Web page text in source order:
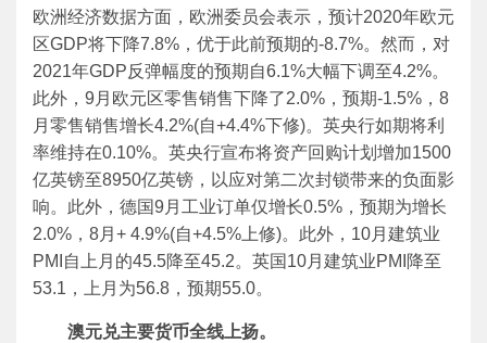
欧洲经济数据方面，欧洲委员会表示，预计2020年欧元
区GDP将下降7.8%，优于此前预期的-8.7%。然而，对
2021年GDP反弹幅度的预期自6.1%大幅下调至4.2%。
此外，9月欧元区零售销售下降了2.0%，预期-1.5%，8
月零售销售增长4.2%(自+4.4%下修)。英央行如期将利
率维持在0.10%。英央行宣布将资产回购计划增加1500
亿英镑至8950亿英镑，以应对第二次封锁带来的负面影
响。此外，德国9月工业订单仅增长0.5%，预期为增长
2.0%，8月+ 4.9%(自+4.5%上修)。此外，10月建筑业
PMI自上月的45.5降至45.2。英国10月建筑业PMI降至
53.1，上月为56.8，预期55.0。
澳元兑主要货币全线上扬。